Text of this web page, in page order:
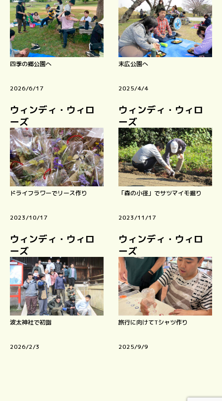
四季の郷公園へ
2026/6/17
末広公園へ
2025/4/4
ウィンディ・ウィロ
ーズ
ドライフラワーでリース作り
2023/10/17
ウィンディ・ウィロ
ーズ
「森の小径」でサツマイモ掘り
2023/11/17
ウィンディ・ウィロ
ーズ
波太神社で初詣
2026/2/3
ウィンディ・ウィロ
ーズ
旅行に向けてTシャツ作り
2025/9/9